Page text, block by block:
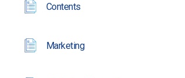
Contents
Marketing